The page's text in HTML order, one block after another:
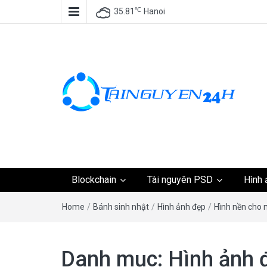
35.81 ℃ Hanoi
tài nguyên đồ họa,
Blockchain Tài nguyên PSD Hình
Home / Bánh sinh nhật / Hình ảnh đẹp / Hình nền cho
Danh mục: Hình ảnh